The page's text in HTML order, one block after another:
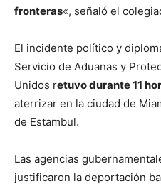
fronteras«, señaló el
El incidente político y
Servicio de Aduanas y
Unidos retuvo durante 11
aterrizar en la ciudad de
de Estambul.
Las agencias
justificaron la deportación